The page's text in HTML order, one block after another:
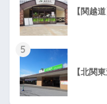
【関越
5
【北関